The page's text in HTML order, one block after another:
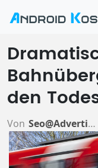
den
Von Seo@advertiso.de